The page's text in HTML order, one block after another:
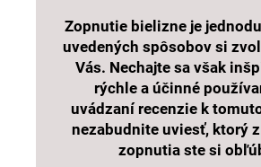
Zopnutie bielizne je
uvedených spôsobov si
Vás. Nechajte sa však
rýchle a účinné
uvádzaní recenzie k
nezabudnite uviesť, ktorý
zopnutia ste si